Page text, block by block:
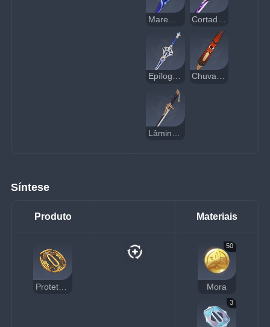
Epílogo das Profundezas Chuva Floral
Síntese
Produto Materiais
Protetor de Mão Famoso
50
Mora
3